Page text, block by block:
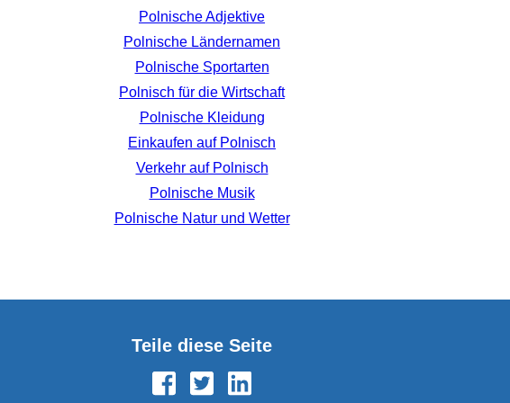
Polnische Adjektive
Polnische Ländernamen
Polnische Sportarten
Polnisch für die Wirtschaft
Polnische Kleidung
Einkaufen auf Polnisch
Verkehr auf Polnisch
Polnische Musik
Polnische Natur und Wetter
Teile diese Seite